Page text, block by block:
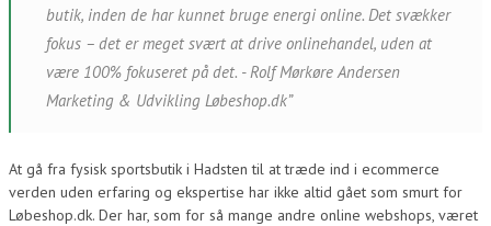
butik, inden de har kunnet bruge energi online. Det svækker
fokus – det er meget svært at drive onlinehandel, uden at
være 100% fokuseret på det. - Rolf Mørkøre Andersen
Marketing & Udvikling Løbeshop.dk”
At gå fra fysisk sportsbutik i Hadsten til at træde ind i ecommerce
verden uden erfaring og ekspertise har ikke altid gået som smurt for
Løbeshop.dk. Der har, som for så mange andre online webshops, været